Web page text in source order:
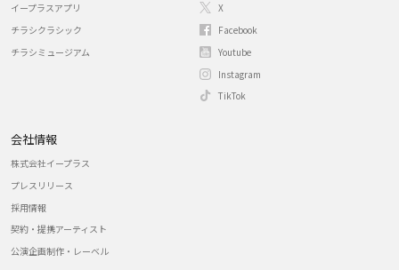
イープラスアプリ
チラシクラシック
チラシミュージアム
X
Facebook
Youtube
Instagram
TikTok
会社情報
株式会社イープラス
プレスリリース
採用情報
契約・提携アーティスト
公演企画制作・レーベル